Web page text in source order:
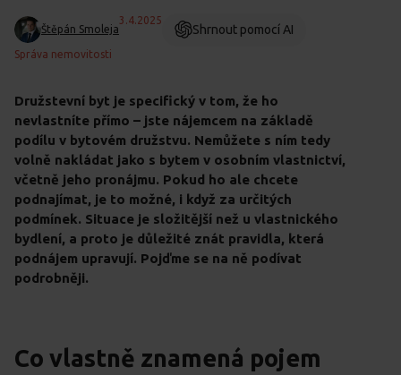
Štěpán Smoleja
3.4.2025
Shrnout pomocí AI
Správa nemovitosti
Družstevní byt je specifický v tom, že ho
nevlastníte přímo – jste nájemcem na základě
podílu v bytovém družstvu. Nemůžete s ním tedy
volně nakládat jako s bytem v osobním vlastnictví,
včetně jeho pronájmu. Pokud ho ale chcete
podnajímat, je to možné, i když za určitých
podmínek. Situace je složitější než u vlastnického
bydlení, a proto je důležité znát pravidla, která
podnájem upravují. Pojďme se na ně podívat
podrobněji.
Co vlastně znamená pojem